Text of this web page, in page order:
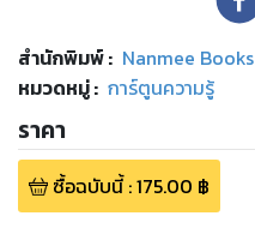
สำนักพิมพ์: Nanmee Books
หมวดหมู่: การ์ตูนความรู้
ราคา
ซื้อฉบับนี้:175.00 ฿